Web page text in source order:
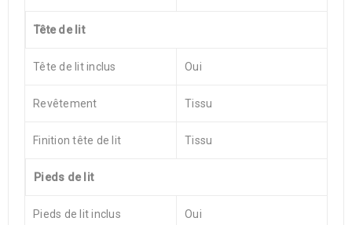
Tête de lit
Tête de lit inclus Oui
Revêtement Tissu
Finition tête de lit Tissu
Pieds de lit
Pieds de lit inclus Oui